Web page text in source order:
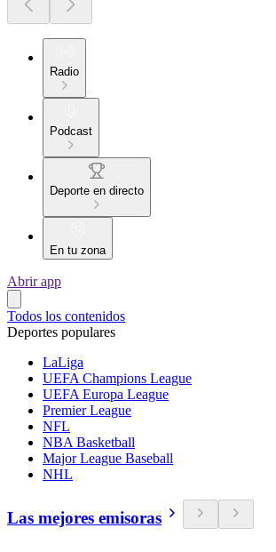
Radio
Podcast
Deporte en directo
En tu zona
Abrir app
Todos los contenidos
Deportes populares
LaLiga
UEFA Champions League
UEFA Europa League
Premier League
NFL
NBA Basketball
Major League Baseball
NHL
Las mejores emisoras